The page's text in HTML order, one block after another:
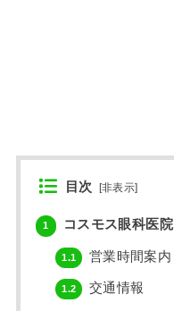
目次 [非表示]
1 コスモス眼科医院
1.1 営業時間案内
1.2 交通情報